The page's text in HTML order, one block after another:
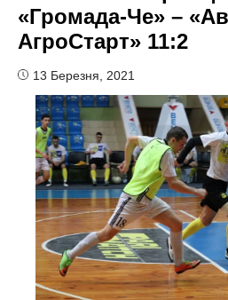
«Громада-Че» –
АгроСтарт» 11:2
13 Березня, 2021